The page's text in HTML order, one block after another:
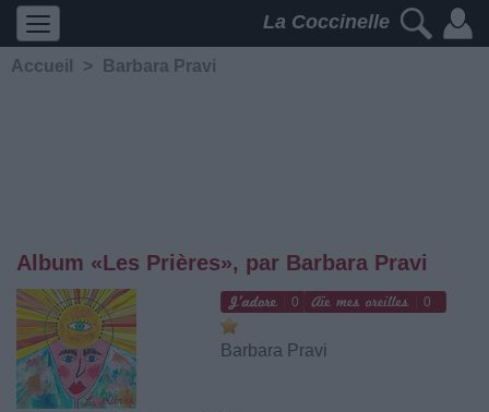
La Coccinelle
Accueil > Barbara Pravi
Album «Les Prières», par Barbara Pravi
0 0
Barbara Pravi